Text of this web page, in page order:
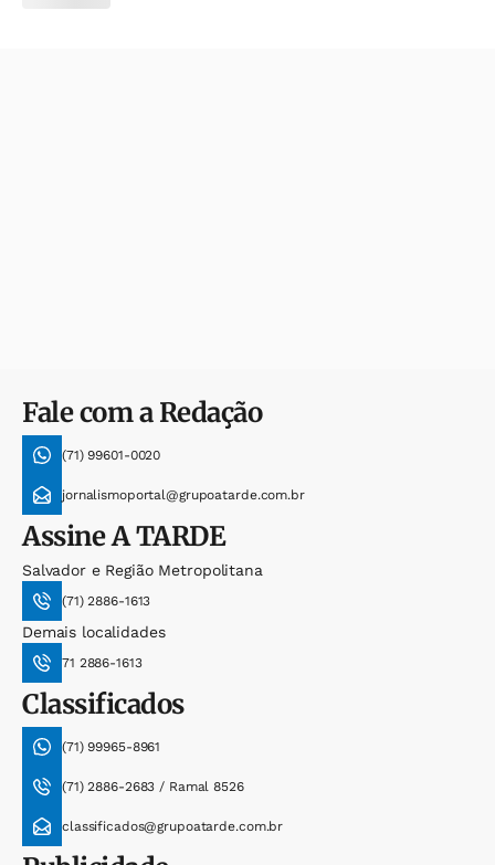
Fale com a Redação
(71) 99601-0020
jornalismoportal@grupoatarde.com.br
AssineA TARDE
Salvador e Região Metropolitana
(71) 2886-1613
Demais localidades
71 2886-1613
Classificados
(71) 99965-8961
(71) 2886-2683 / Ramal 8526
classificados@grupoatarde.com.br